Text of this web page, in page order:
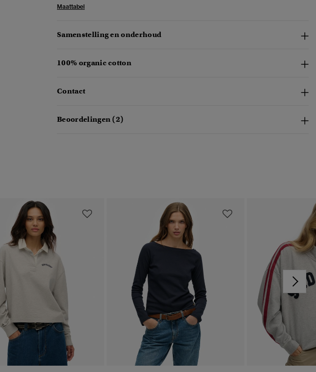
Maattabel
Samenstelling en onderhoud
100% organic cotton
Contact
Beoordelingen (2)